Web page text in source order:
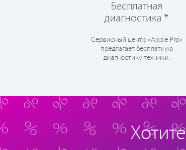
Бесплатная
диагностика*
Сервисный центр «Apple Pro»
предлагает бесплатную
диагностику техники.
Хотите